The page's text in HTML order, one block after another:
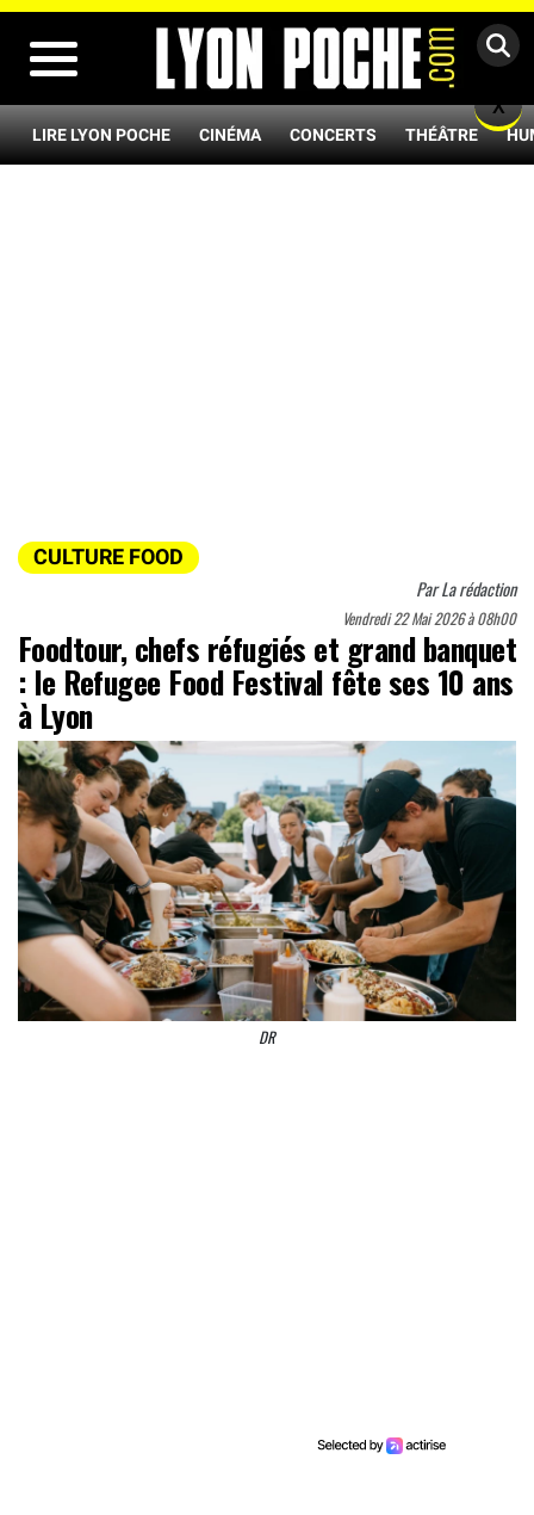
LIRE LYON POCHE CINÉMA CONCERTS THÉÂTRE
CULTURE FOOD
ParLa rédaction
Vendredi 22 Mai 2026 à 08h00
Foodtour, chefs réfugiés et grand banquet
: le Refugee Food Festival fête ses 10 ans
à Lyon
DR
X